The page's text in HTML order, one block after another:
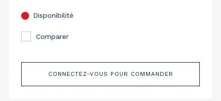
Disponibilité
Comparer
CONNECTEZ-VOUS POUR COMMANDER